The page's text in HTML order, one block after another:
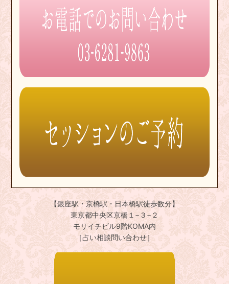
【銀座駅・京橋駅・日本橋駅徒歩数分】
東京都中央区京橋１−３−２
モリイチビル9階KOMA内
［占い相談問い合わせ］